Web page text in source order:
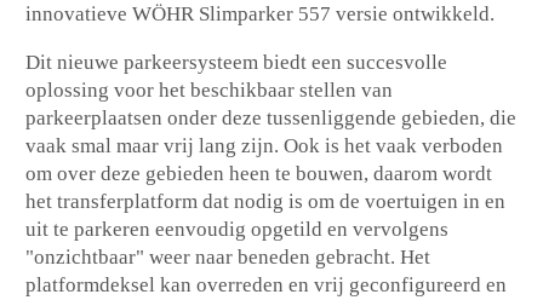
innovatieve WÖHR Slimparker 557 versie ontwikkeld.
Dit nieuwe parkeersysteem biedt een succesvolle
oplossing voor het beschikbaar stellen van
parkeerplaatsen onder deze tussenliggende gebieden, die
vaak smal maar vrij lang zijn. Ook is het vaak verboden
om over deze gebieden heen te bouwen, daarom wordt
het transferplatform dat nodig is om de voertuigen in en
uit te parkeren eenvoudig opgetild en vervolgens
"onzichtbaar" weer naar beneden gebracht. Het
platformdeksel kan overreden en vrij geconfigureerd en